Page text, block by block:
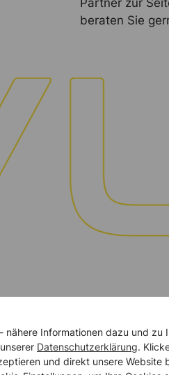
beraten Sie
nähere Informationen dazu und zu
Datenschutzerklärung.
und direkt unsere Website